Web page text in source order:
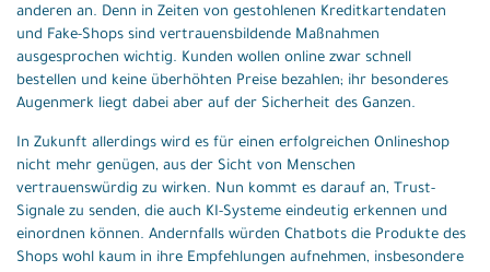
anderen an. Denn in Zeiten von gestohlenen Kreditkartendaten
und Fake-Shops sind vertrauensbildende Maßnahmen
ausgesprochen wichtig. Kunden wollen online zwar schnell
bestellen und keine überhöhten Preise bezahlen; ihr besonderes
Augenmerk liegt dabei aber auf der Sicherheit des Ganzen.
In Zukunft allerdings wird es für einen erfolgreichen Onlineshop
nicht mehr genügen, aus der Sicht von Menschen
vertrauenswürdig zu wirken. Nun kommt es darauf an, Trust-
Signale zu senden, die auch KI-Systeme eindeutig erkennen und
einordnen können. Andernfalls würden Chatbots die Produkte des
Shops wohl kaum in ihre Empfehlungen aufnehmen, insbesondere